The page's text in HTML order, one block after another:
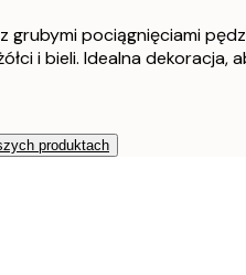
grubymi pociągnięciami
i bieli. Idealna dekoracja,
produktach